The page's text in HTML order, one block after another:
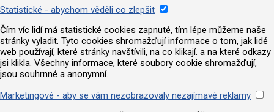
Statistické - abychom věděli co zlepšit
Čím víc lidí má statistické cookies zapnuté, tím lépe můžeme naše
stránky vyladit. Tyto cookies shromažďují informace o tom, jak lidé
web používají, které stránky navštívili, na co klikají. a na které odkazy
jsi klikla. Všechny informace, které soubory cookie shromažďují,
jsou souhrnné a anonymní.
Marketingové - aby se vám nezobrazovaly nezajímavé reklamy